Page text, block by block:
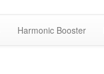
Harmonic Booster